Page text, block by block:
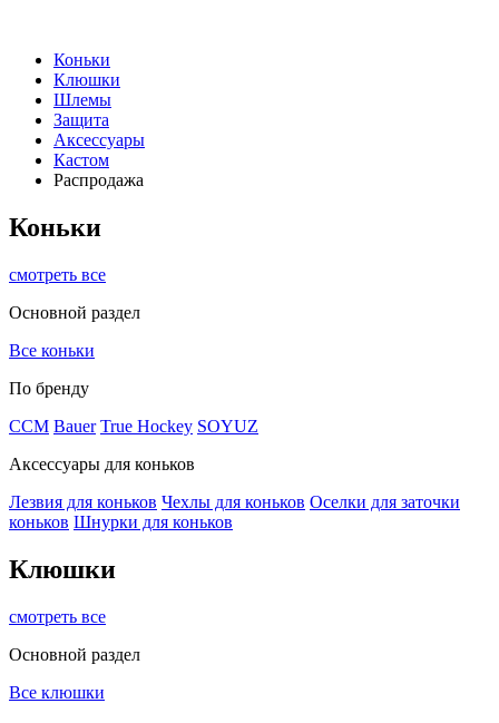
Коньки
Клюшки
Шлемы
Защита
Аксессуары
Кастом
Распродажа
Коньки
смотреть все
Основной раздел
Все коньки
По бренду
ССМ Bauer True Hockey SOYUZ
Аксессуары для коньков
Лезвия для коньков Чехлы для коньков Оселки для заточки
коньков Шнурки для коньков
Клюшки
смотреть все
Основной раздел
Все клюшки